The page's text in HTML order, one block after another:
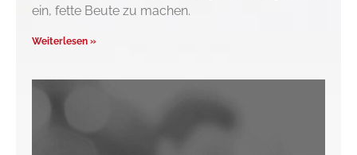
ein, fette Beute zu machen.
Weiterlesen »